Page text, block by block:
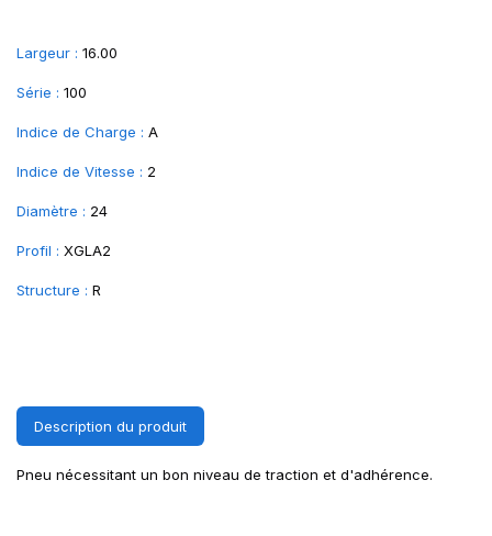
Largeur : 16.00
Série : 100
Indice de Charge : A
Indice de Vitesse : 2
Diamètre : 24
Profil : XGLA2
Structure : R
Description du produit
Pneu nécessitant un bon niveau de traction et d'adhérence.